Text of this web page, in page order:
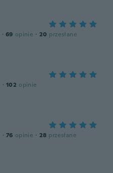
· 69 opinie · 20 przesłane
· 102 opinie
· 76 opinie · 28 przesłane